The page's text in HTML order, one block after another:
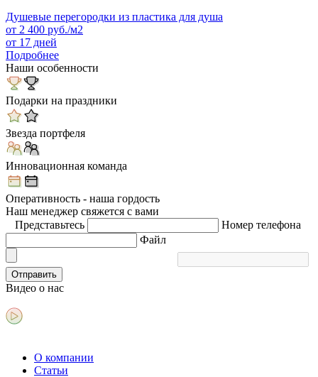
Душевые перегородки из пластика для душа
от 2 400 руб./м2
от 17 дней
Подробнее
Наши особенности
Подарки на праздники
Звезда портфеля
Инновационная команда
Оперативность - наша гордость
Наш менеджер свяжется с вами
Представьтесь
Номер телефона
Файл
Отправить
Видео о нас
О компании
Статьи